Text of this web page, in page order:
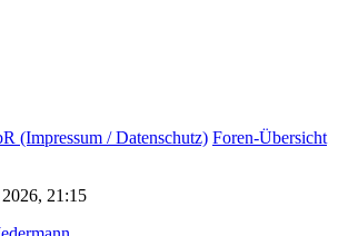
(Impressum / Datenschutz) Foren-Übersicht
21:15